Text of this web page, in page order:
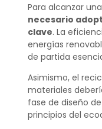
Para alcanzar una
necesario
clave. La
energías
de partida
Asimismo, el
materiales
fase de diseño
principios del